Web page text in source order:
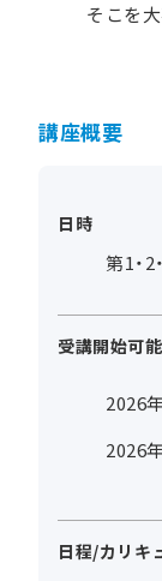
そこを
講座概要
日時
第1・
受講開始可
2026
2026
日程/カリキ